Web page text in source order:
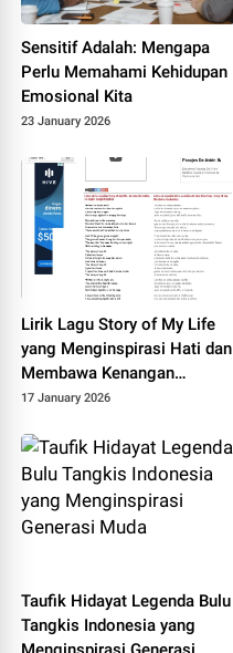
Sensitif Adalah: Mengapa
Perlu Memahami Kehidupan
Emosional Kita
23 January 2026
Lirik Lagu Story of My Life
yang Menginspirasi Hati dan
Membawa Kenangan
Bersama
17 January 2026
Taufik Hidayat Legenda Bulu
Tangkis Indonesia yang